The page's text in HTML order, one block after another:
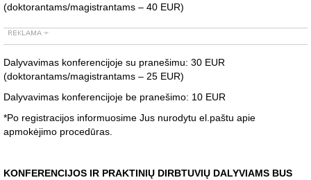
(doktorantams/magistrantams – 40 EUR)
Dalyvavimas konferencijoje su pranešimu: 30 EUR
(doktorantams/magistrantams – 25 EUR)
Dalyvavimas konferencijoje be pranešimo: 10 EUR
*Po registracijos informuosime Jus nurodytu el.paštu apie
apmokėjimo procedūras.
KONFERENCIJOS IR PRAKTINIŲ DIRBTUVIŲ DALYVIAMS BUS